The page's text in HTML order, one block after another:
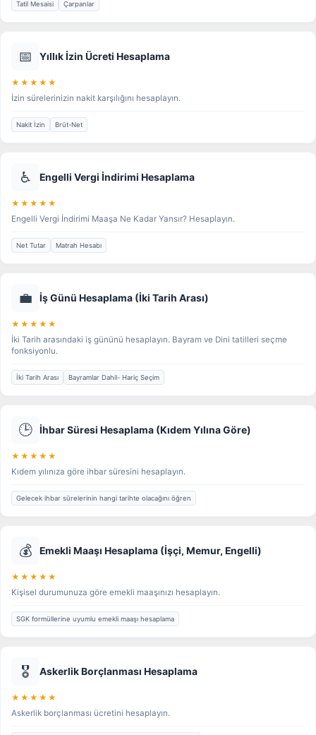
Tatil Mesaisi Çarpanlar
📅 Yıllık İzin Ücreti Hesaplama
★★★★★
İzin sürelerinizin nakit karşılığını hesaplayın.
Nakit İzin Brüt-Net
♿ Engelli Vergi İndirimi Hesaplama
★★★★★
Engelli Vergi İndirimi Maaşa Ne Kadar Yansır? Hesaplayın.
Net Tutar Matrah Hesabı
💼 İş Günü Hesaplama (İki Tarih Arası)
★★★★★
İki Tarih arasındaki iş gününü hesaplayın. Bayram ve Dini tatilleri seçme
fonksiyonlu.
İki Tarih Arası Bayramlar Dahil- Hariç Seçim
🕒 İhbar Süresi Hesaplama (Kıdem Yılına Göre)
★★★★★
Kıdem yılınıza göre ihbar süresini hesaplayın.
Gelecek ihbar sürelerinin hangi tarihte olacağını öğren
💰 Emekli Maaşı Hesaplama (İşçi, Memur, Engelli)
★★★★★
Kişisel durumunuza göre emekli maaşınızı hesaplayın.
SGK formüllerine uyumlu emekli maaşı hesaplama
🎖️ Askerlik Borçlanması Hesaplama
★★★★★
Askerlik borçlanması ücretini hesaplayın.